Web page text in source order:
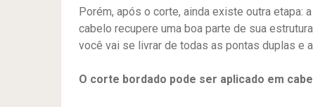
Porém, após o corte, ainda existe outra etapa:
cabelo recupere uma boa parte de sua
você vai se livrar de todas as pontas duplas e
O corte bordado pode ser aplicado em